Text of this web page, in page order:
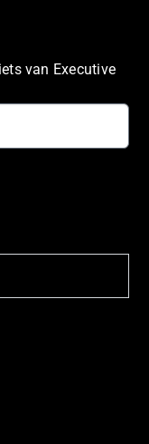
van Executive